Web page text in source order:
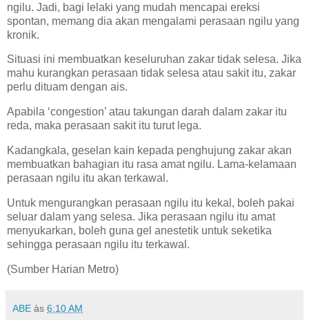
ngilu. Jadi, bagi lelaki yang mudah mencapai ereksi
spontan, memang dia akan mengalami perasaan ngilu yang
kronik.
Situasi ini membuatkan keseluruhan zakar tidak selesa. Jika
mahu kurangkan perasaan tidak selesa atau sakit itu, zakar
perlu dituam dengan ais.
Apabila ‘congestion’ atau takungan darah dalam zakar itu
reda, maka perasaan sakit itu turut lega.
Kadangkala, geselan kain kepada penghujung zakar akan
membuatkan bahagian itu rasa amat ngilu. Lama-kelamaan
perasaan ngilu itu akan terkawal.
Untuk mengurangkan perasaan ngilu itu kekal, boleh pakai
seluar dalam yang selesa. Jika perasaan ngilu itu amat
menyukarkan, boleh guna gel anestetik untuk seketika
sehingga perasaan ngilu itu terkawal.
(Sumber Harian Metro)
ABE às 6:10 AM